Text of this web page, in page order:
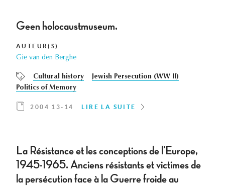
Geen holocaustmuseum.
AUTEUR(S)
Gie van den Berghe
Cultural history
Jewish Persecution (WW II)
Politics of Memory
2004 13-14 LIRE LA SUITE
La Résistance et les conceptions de l'Europe,
1945-1965. Anciens résistants et victimes de
la persécution face à la Guerre froide au